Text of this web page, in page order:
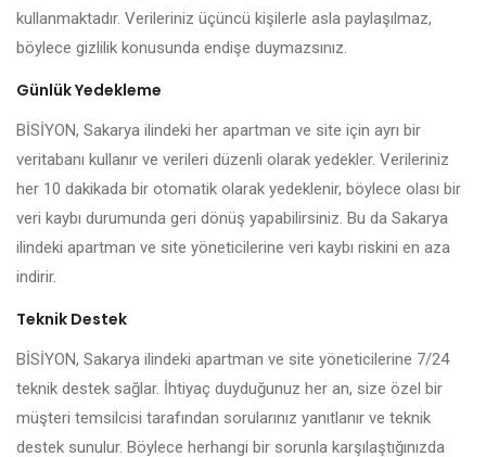
kullanmaktadır. Verileriniz üçüncü kişilerle asla paylaşılmaz,
böylece gizlilik konusunda endişe duymazsınız.
Günlük Yedekleme
BİSİYON, Sakarya ilindeki her apartman ve site için ayrı bir
veritabanı kullanır ve verileri düzenli olarak yedekler. Verileriniz
her 10 dakikada bir otomatik olarak yedeklenir, böylece olası bir
veri kaybı durumunda geri dönüş yapabilirsiniz. Bu da Sakarya
ilindeki apartman ve site yöneticilerine veri kaybı riskini en aza
indirir.
Teknik Destek
BİSİYON, Sakarya ilindeki apartman ve site yöneticilerine 7/24
teknik destek sağlar. İhtiyaç duyduğunuz her an, size özel bir
müşteri temsilcisi tarafından sorularınız yanıtlanır ve teknik
destek sunulur. Böylece herhangi bir sorunla karşılaştığınızda